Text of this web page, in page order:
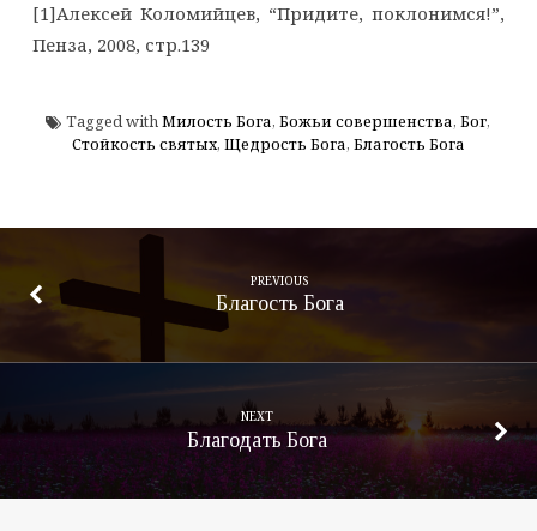
[1]Алексей Коломийцев, “Придите, поклонимся!”,
Пенза, 2008, стр.139
Tagged withМилость Бога, Божьи совершенства, Бог,
Стойкость святых, Щедрость Бога, Благость Бога
PREVIOUS
Благость Бога
NEXT
Благодать Бога